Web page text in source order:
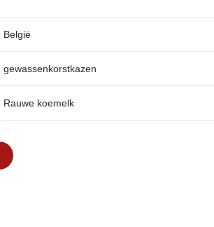
België
gewassenkorstkazen
Rauwe koemelk